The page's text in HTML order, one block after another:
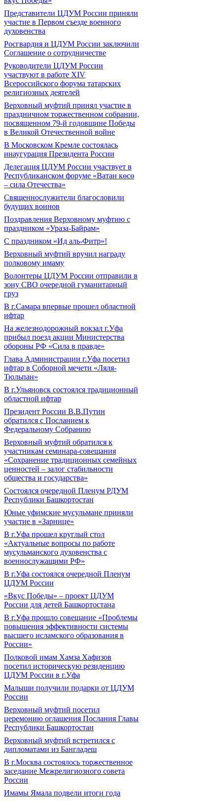
Представители ЦДУМ России приняли
участие в Первом съезде военного
духовенства
Росгвардия и ЦДУМ России заключили
Соглашение о сотрудничестве
Руководители ЦДУМ России
участвуют в работе XIV
Всероссийского форума татарских
религиозных деятелей
Верховный муфтий принял участие в
праздничном торжественном собрании,
посвященном 79-й годовщине Победы
в Великой Отечественной войне
В Московском Кремле состоялась
инаугурация Президента России
Делегация ЦДУМ России участвует в
Республиканском форуме «Ватан көсө
– сила Отечества»
Священнослужители благословили
будущих воинов
Поздравления Верховному муфтию с
праздником «Ураза-Байрам»
С праздником «Ид аль-Фитр»!
Верховный муфтий вручил награду
полковому имаму
Волонтеры ЦДУМ России отправили в
зону СВО очередной гуманитарный
груз
В г.Самара впервые прошел областной
ифтар
На железнодорожный вокзал г.Уфа
прибыл поезд акции Министерства
обороны РФ «Сила в правде»
Глава Администрации г.Уфа посетил
ифтар в Соборной мечети «Ляля-
Тюльпан»
В г.Ульяновск состоялся традиционный
областной ифтар
Президент России В.В.Путин
обратился с Посланием к
Федеральному Собранию
Верховный муфтий обратился к
участникам семинара-совещания
«Сохранение традиционных семейных
ценностей – залог стабильности
общества и государства»
Состоялся очередной Пленум РДУМ
Республики Башкортостан
Юные уфимские мусульмане приняли
участие в «Зарнице»
В г.Уфа прошел круглый стол
«Актуальные вопросы по работе
мусульманского духовенства с
военнослужащими РФ»
В г.Уфа состоялся очередной Пленум
ЦДУМ России
«Вкус Победы» – проект ЦДУМ
России для детей Башкортостана
В г.Уфа прошло совещание «Проблемы
повышения эффективности системы
высшего исламского образования в
России»
Полковой имам Хамза Хафизов
посетил историческую резиденцию
ЦДУМ России в г.Уфа
Малыши получили подарки от ЦДУМ
России
Верховный муфтий посетил
церемонию оглашения Послания Главы
Республики Башкортостан
Верховный муфтий встретился с
дипломатами из Бангладеш
В г.Москва состоялось торжественное
заседание Межрелигиозного совета
России
Имамы Ямала подвели итоги года